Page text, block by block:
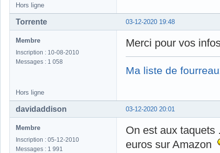
Hors ligne
03-12-2020 19:48
Torrente
Membre
Inscription : 10-08-2010
Messages : 1 058
Merci pour vos
Ma liste de
Hors ligne
03-12-2020 20:01
davidaddison
Membre
Inscription : 05-12-2010
Messages : 1 991
On est aux taquets
euros sur Amazon